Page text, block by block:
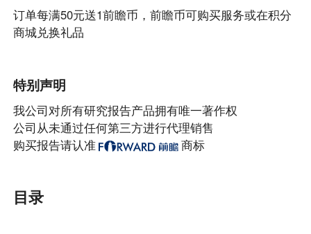
订单每满50元送1前瞻币，前瞻币可购买服务或在积分
商城兑换礼品
特别声明
我公司对所有研究报告产品拥有唯一著作权
公司从未通过任何第三方进行代理销售
购买报告请认准
商标
目录
目录